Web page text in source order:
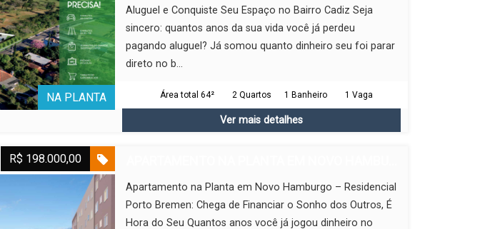
NA PLANTA
Aluguel e Conquiste Seu Espaço no Bairro Cadiz Seja
sincero: quantos anos da sua vida você já perdeu
pagando aluguel? Já somou quanto dinheiro seu foi parar
direto no b...
Área total 64² 2 Quartos 1 Banheiro 1 Vaga
Ver mais detalhes
R$ 198.000,00
Apartamento na Planta em Novo Hamburgo – Residencial
Porto Bremen: Chega de Financiar o Sonho dos Outros, É
Hora do Seu Quantos anos você já jogou dinheiro no